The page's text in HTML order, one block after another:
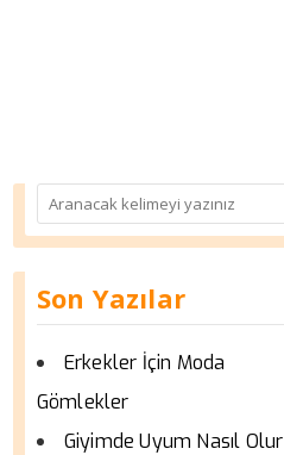
Son Yazılar
Erkekler İçin Moda
Gömlekler
Giyimde Uyum Nasıl Olur